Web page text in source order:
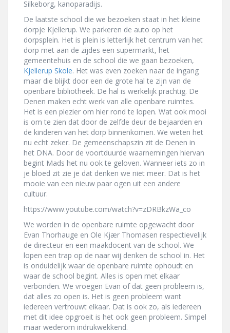
Silkeborg, kanoparadijs.
De laatste school die we bezoeken staat in het kleine
dorpje Kjellerup. We parkeren de auto op het
dorpsplein. Het is plein is letterlijk het centrum van het
dorp met aan de zijdes een supermarkt, het
gemeentehuis en de school die we gaan bezoeken,
Kjellerup Skole. Het was even zoeken naar de ingang
maar die blijkt door een de grote hal te zijn van de
openbare bibliotheek. De hal is werkelijk prachtig. De
Denen maken echt werk van alle openbare ruimtes.
Het is een plezier om hier rond te lopen. Wat ook mooi
is om te zien dat door de zelfde deur de bejaarden en
de kinderen van het dorp binnenkomen. We weten het
nu echt zeker. De gemeenschapszin zit de Denen in
het DNA. Door de voortduurde waarnemingen hiervan
begint Mads het nu ook te geloven. Wanneer iets zo in
je bloed zit zie je dat denken we niet meer. Dat is het
mooie van een nieuw paar ogen uit een andere
cultuur.
https://www.youtube.com/watch?v=zDRBkzWa_co
We worden in de openbare ruimte opgewacht door
Evan Thorhauge en Ole Kjær Thomasen respectievelijk
de directeur en een maakdocent van de school. We
lopen een trap op de naar wij denken de school in. Het
is onduidelijk waar de openbare ruimte ophoudt en
waar de school begint. Alles is open met elkaar
verbonden. We vroegen Evan of dat geen probleem is,
dat alles zo open is. Het is geen probleem want
iedereen vertrouwt elkaar. Dat is ook zo, als iedereen
met dit idee opgroeit is het ook geen probleem. Simpel
maar wederom indrukwekkend.